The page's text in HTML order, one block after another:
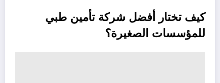
كيف تختار أفضل شركة تأمين طبي
للمؤسسات الصغيرة؟